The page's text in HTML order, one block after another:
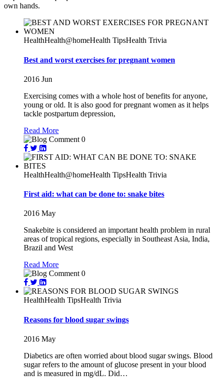
own hands.
HealthHealth@homeHealth TipsHealth Trivia
Best and worst exercises for pregnant women
2016 Jun
Exercising comes with a whole host of benefits for anyone,
young or old. It is also good for pregnant women as it helps
tackle postpartum depression,
Read More
0
HealthHealth@homeHealth TipsHealth Trivia
First aid: what can be done to: snake bites
2016 May
Snakebite is considered an important health problem in rural
areas of tropical regions, especially in Southeast Asia, India,
Brazil and West
Read More
0
HealthHealth TipsHealth Trivia
Reasons for blood sugar swings
2016 May
Diabetics are often worried about blood sugar swings. Blood
sugar refers to the amount of glucose present in your blood
and is measured in mg/dL. Did…